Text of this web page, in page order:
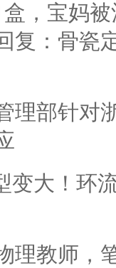
，宝妈
复：骨瓷
理部针对
变大！环
理教师，